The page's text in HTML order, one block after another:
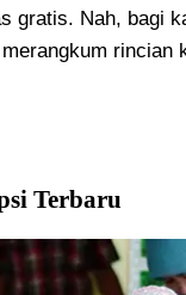
gratis. Nah, bagi
rincian
Terbaru